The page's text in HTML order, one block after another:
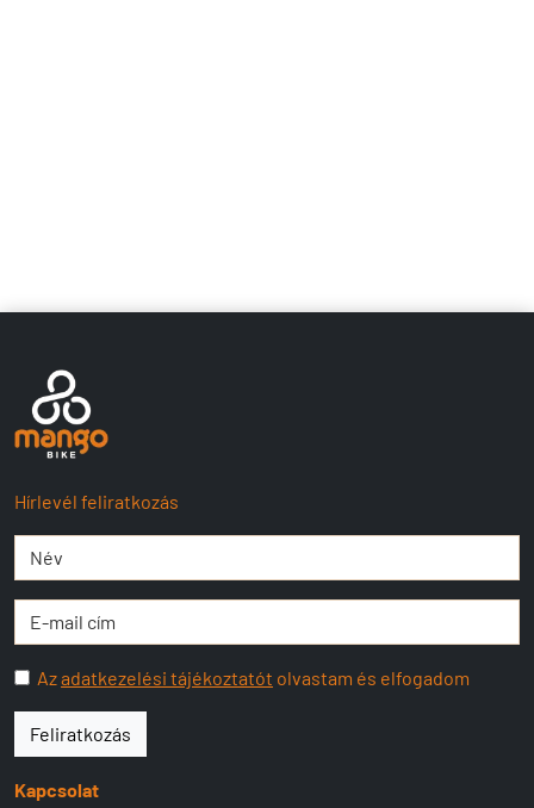
Hírlevél feliratkozás
Azadatkezelési tájékoztatót olvastam és elfogadom
Feliratkozás
Kapcsolat